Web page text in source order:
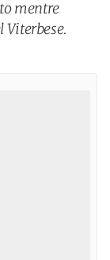
mentre
Viterbese.